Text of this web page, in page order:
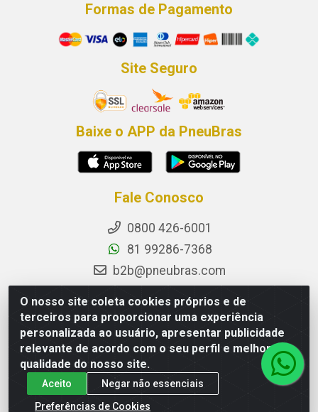
O nosso site coleta cookies próprios e de
terceiros para proporcionar uma experiência
personalizada ao usuário, apresentar publicidade
relevante de acordo com o seu perfil e melhorar a
qualidade do nosso site.
Aceito
Negar não essenciais
Preferências de Cookies
Formas de Pagamento
Site Seguro
Baixe o APP da PneuBras
Fale Conosco
0800 426-6001
81 99286-7368
b2b@pneubras.com
Instagram
Facebook
Privacidade e Dados (DPO):
dpo.pneubras@pneubras.com